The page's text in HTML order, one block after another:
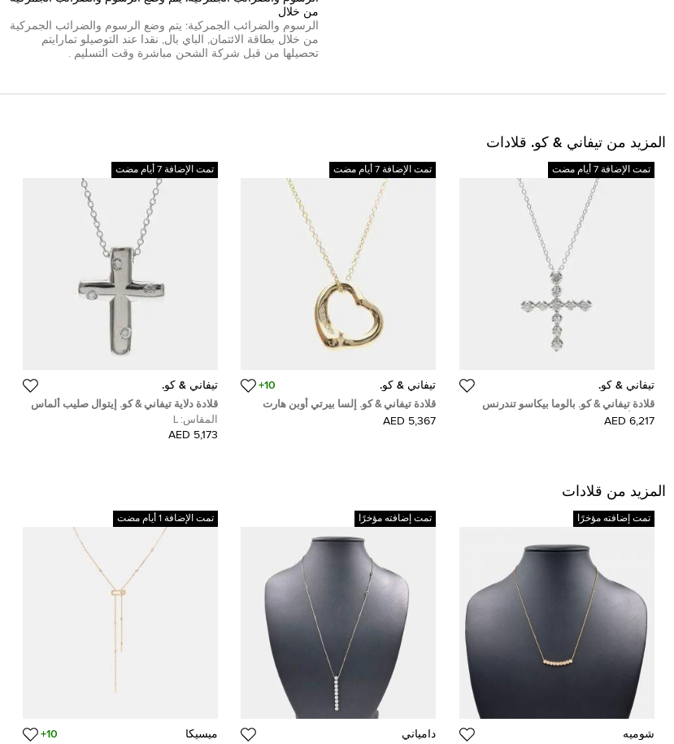
من خلال
الرسوم والضرائب الجمركية: يتم وضع الرسوم والضرائب الجمركية
من خلال بطاقة الائتمان الباي بال نقدا عند التوصيلو تمارا يتم
تحصيلها من قبل شركة الشحن مباشرة وقت التسليم .
المزيد من تيفاني & كو. قلادات
تمت الإضافة 7 أيام مضت
تيفاني & كو.
قلادة تيفاني & كو. بالوما بيكاسو تندرنس
ذهب أبيض عيار 18 والماس
6,217 AED
تمت الإضافة 7 أيام مضت
تيفاني & كو. 10+
قلادة تيفاني & كو. إلسا بيرتي أوبن هارت
ذهب وردي عيار 18 ماسي
5,367 AED
تمت الإضافة 7 أيام مضت
تيفاني & كو.
قلادة دلاية تيفاني & كو. إيتوال صليب ألماس
0.10 قيراط بلاتينيوم
المقاس:
5,173 AED
المزيد من قلادات
تمت إضافته مؤخرًا
شوميه
تمت إضافته مؤخرًا
دامياني
تمت الإضافة 1 أيام مضت
ميسيكا 10+